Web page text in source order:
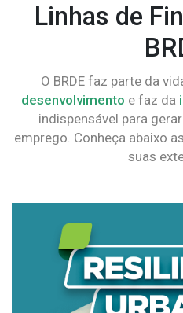
Linhas de
O BRDE faz parte da
desenvolvimento e faz da
indispensável para
emprego. Conheça abaixo
suas